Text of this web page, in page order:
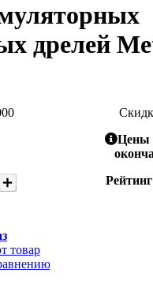
дрелей
товар
Цены